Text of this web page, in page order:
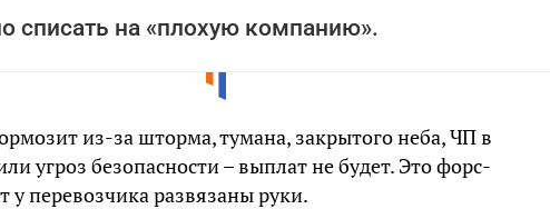
списать на «плохую компанию».
из-за шторма, тумана, закрытого неба, ЧП в
угроз безопасности – выплат не будет. Это форс-
у перевозчика развязаны руки.